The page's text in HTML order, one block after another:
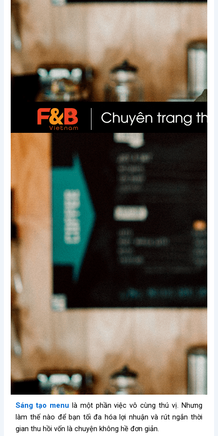
Sáng tạo menu là một phần việc vô cùng thú vị. Nhưng
làm thế nào để bạn tối đa hóa lợi nhuận và rút ngắn thời
gian thu hồi vốn là chuyện không hề đơn giản.